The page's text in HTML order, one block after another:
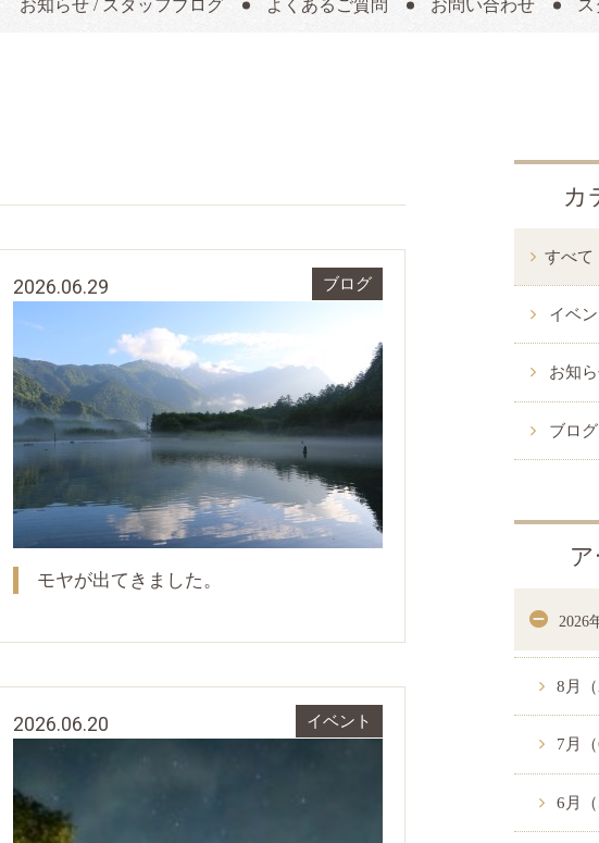
お知らせ / スタッフブログ よくあるご質問 お問い合わせ
2026.06.29 ブログ
モヤが出てきました。
2026.06.20 イベント
カ
すべて
イベン
お知ら
ブログ
2026
8月（
7月（
6月（